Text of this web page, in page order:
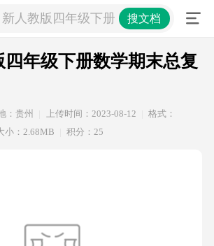
新人教版四年级下册数学期末总复习
搜文档
四年级下册数学期末总复
：贵州 上传时间：2023-08-12
格式：
小：2.68MB 积分：25